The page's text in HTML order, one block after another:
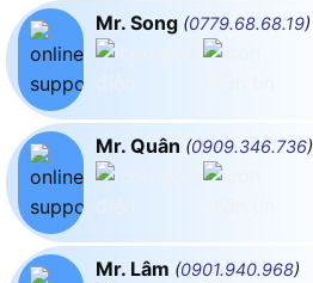
Mr. Song (0779.68.68.19)
Mr. Quân (0909.346.736)
Mr. Lâm (0901.940.968)